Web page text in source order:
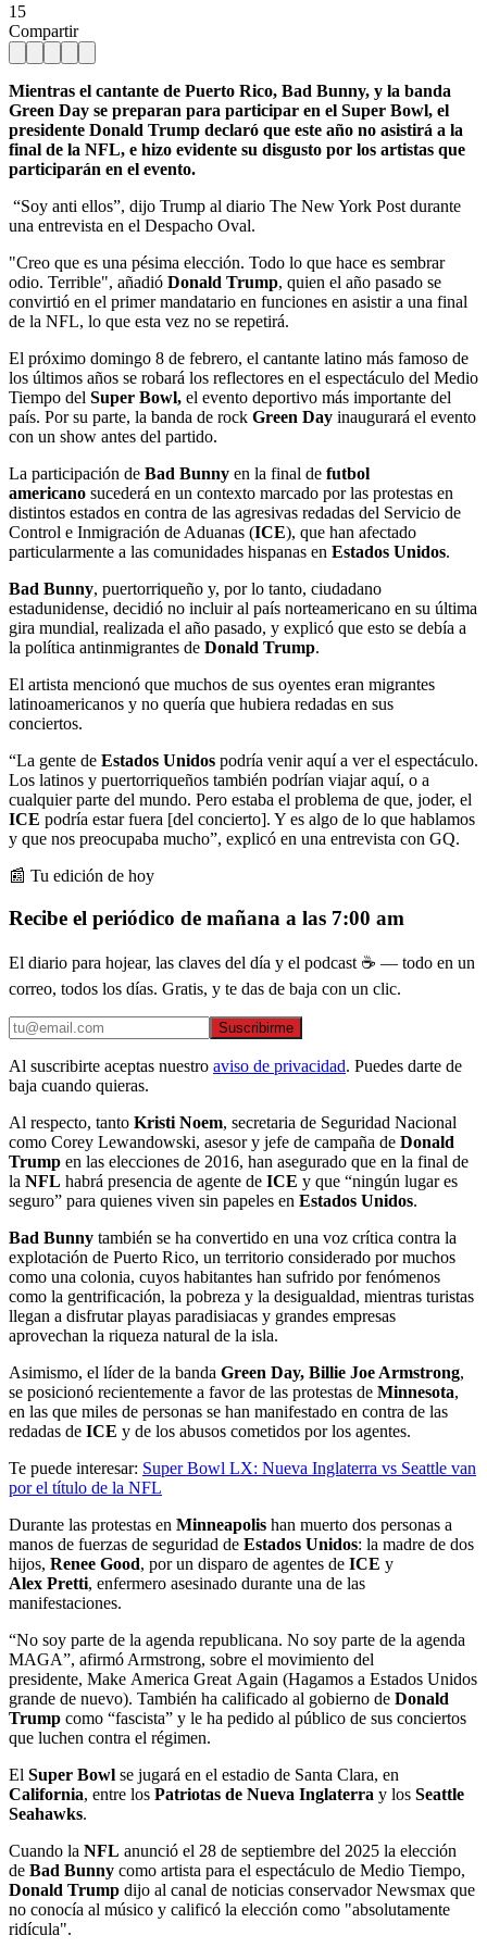
15
Compartir
Mientras el cantante de Puerto Rico, Bad Bunny, y la banda
Green Day se preparan para participar en el Super Bowl, el
presidente Donald Trump declaró que este año no asistirá a la
final de la NFL, e hizo evidente su disgusto por los artistas que
participarán en el evento.
“Soy anti ellos”, dijo Trump al diario The New York Post durante
una entrevista en el Despacho Oval.
"Creo que es una pésima elección. Todo lo que hace es sembrar
odio. Terrible", añadió Donald Trump, quien el año pasado se
convirtió en el primer mandatario en funciones en asistir a una final
de la NFL, lo que esta vez no se repetirá.
El próximo domingo 8 de febrero, el cantante latino más famoso de
los últimos años se robará los reflectores en el espectáculo del Medio
Tiempo del Super Bowl, el evento deportivo más importante del
país. Por su parte, la banda de rock Green Day inaugurará el evento
con un show antes del partido.
La participación de Bad Bunny en la final de futbol
americano sucederá en un contexto marcado por las protestas en
distintos estados en contra de las agresivas redadas del Servicio de
Control e Inmigración de Aduanas (ICE), que han afectado
particularmente a las comunidades hispanas en Estados Unidos.
Bad Bunny, puertorriqueño y, por lo tanto, ciudadano
estadunidense, decidió no incluir al país norteamericano en su última
gira mundial, realizada el año pasado, y explicó que esto se debía a
la política antinmigrantes de Donald Trump.
El artista mencionó que muchos de sus oyentes eran migrantes
latinoamericanos y no quería que hubiera redadas en sus
conciertos.
“La gente de Estados Unidos podría venir aquí a ver el espectáculo.
Los latinos y puertorriqueños también podrían viajar aquí, o a
cualquier parte del mundo. Pero estaba el problema de que, joder, el
ICE podría estar fuera [del concierto]. Y es algo de lo que hablamos
y que nos preocupaba mucho”, explicó en una entrevista con GQ.
📰 Tu edición de hoy
Recibe el periódico de mañana a las 7:00 am
El diario para hojear, las claves del día y el podcast ☕ — todo en un
correo, todos los días. Gratis, y te das de baja con un clic.
Suscribirme
Al suscribirte aceptas nuestro aviso de privacidad. Puedes darte de
baja cuando quieras.
Al respecto, tanto Kristi Noem, secretaria de Seguridad Nacional
como Corey Lewandowski, asesor y jefe de campaña de Donald
Trump en las elecciones de 2016, han asegurado que en la final de
la NFL habrá presencia de agente de ICE y que “ningún lugar es
seguro” para quienes viven sin papeles en Estados Unidos.
Bad Bunny también se ha convertido en una voz crítica contra la
explotación de Puerto Rico, un territorio considerado por muchos
como una colonia, cuyos habitantes han sufrido por fenómenos
como la gentrificación, la pobreza y la desigualdad, mientras turistas
llegan a disfrutar playas paradisiacas y grandes empresas
aprovechan la riqueza natural de la isla.
Asimismo, el líder de la banda Green Day, Billie Joe Armstrong,
se posicionó recientemente a favor de las protestas de Minnesota,
en las que miles de personas se han manifestado en contra de las
redadas de ICE y de los abusos cometidos por los agentes.
Te puede interesar: Super Bowl LX: Nueva Inglaterra vs Seattle van
por el título de la NFL
Durante las protestas en Minneapolis han muerto dos personas a
manos de fuerzas de seguridad de Estados Unidos: la madre de dos
hijos, Renee Good, por un disparo de agentes de ICE y
Alex Pretti, enfermero asesinado durante una de las
manifestaciones.
“No soy parte de la agenda republicana. No soy parte de la agenda
MAGA”, afirmó Armstrong, sobre el movimiento del
presidente, Make America Great Again (Hagamos a Estados Unidos
grande de nuevo). También ha calificado al gobierno de Donald
Trump como “fascista” y le ha pedido al público de sus conciertos
que luchen contra el régimen.
El Super Bowl se jugará en el estadio de Santa Clara, en
California, entre los Patriotas de Nueva Inglaterra y los Seattle
Seahawks.
Cuando la NFL anunció el 28 de septiembre del 2025 la elección
de Bad Bunny como artista para el espectáculo de Medio Tiempo,
Donald Trump dijo al canal de noticias conservador Newsmax que
no conocía al músico y calificó la elección como "absolutamente
ridícula".